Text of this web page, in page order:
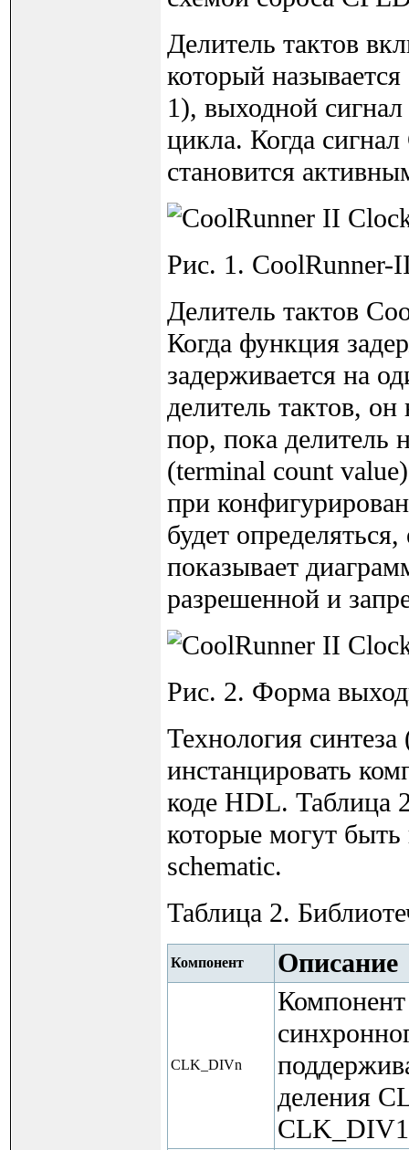
Делитель тактов
который
1), выходной сигнал
цикла. Когда
становится
Рис. 1. CoolRunner-
Делитель тактов
Когда функция
задерживается на
делитель тактов,
пор, пока делитель
(terminal count
при
будет
показывает
разрешенной и
Рис. 2. Форма
Технология
инстанцировать
коде HDL. Таблица
которые могут
schematic.
Таблица 2.
Компонент Описание
CLK_DIVn
деления